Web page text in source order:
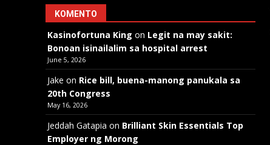
KOMENTO
Kasinofortuna King on Legit na may sakit:
Bonoan isinailalim sa hospital arrest
June 5, 2026
Jake on Rice bill, buena-manong panukala sa
20th Congress
May 16, 2026
Jeddah Gatapia on Brilliant Skin Essentials Top
Employer ng Morong